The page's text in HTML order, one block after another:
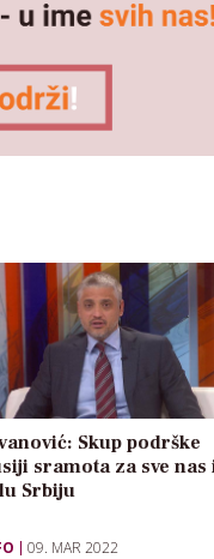
Skup podrške
sramota za sve nas
Srbiju
09. MAR 2022